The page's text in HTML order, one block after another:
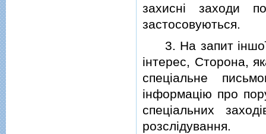
захиснi заходи
застосовуються.
3. На запит iншої
iнтерес, Сторона,
спецiальне
iнформацiю про
спецiальних
розслiдування.